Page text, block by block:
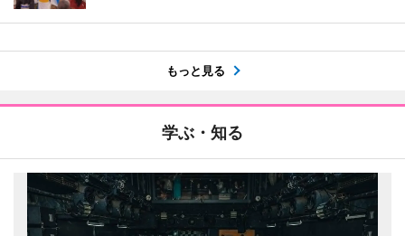
もっと見る
学ぶ・知る